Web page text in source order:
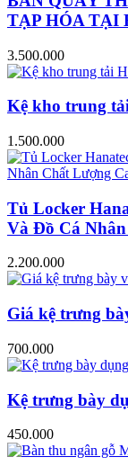
TẠP HÓA TẠI
3.500.000
Kệ kho trung
1.500.000
Tủ Locker
Và Đồ Cá
2.200.000
Giá kệ trưng
700.000
Kệ trưng bày
450.000